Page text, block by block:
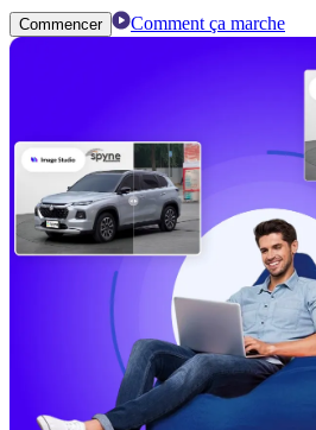
Commencer Comment ça marche